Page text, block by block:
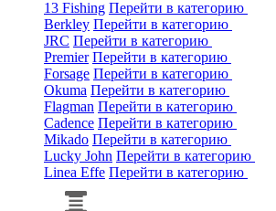
13 Fishing Перейти в категорию
Berkley Перейти в категорию
JRC Перейти в категорию
Premier Перейти в категорию
Forsage Перейти в категорию
Okuma Перейти в категорию
Flagman Перейти в категорию
Cadence Перейти в категорию
Mikado Перейти в категорию
Lucky John Перейти в категорию
Linea Effe Перейти в категорию